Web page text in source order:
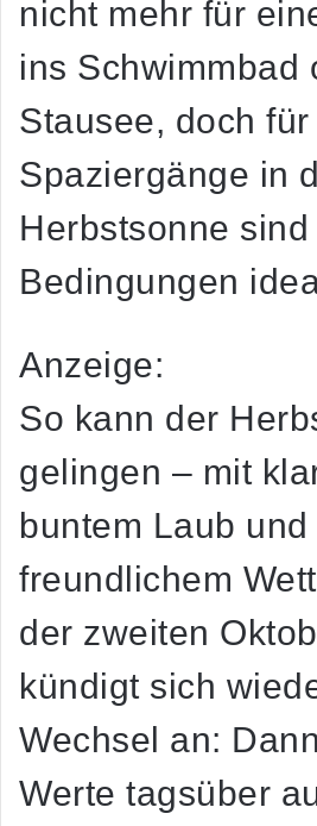
nicht mehr für
ins Schwimmbad
Stausee, doch für
Spaziergänge in
Herbstsonne sind
Bedingungen
Anzeige:
So kann der
gelingen – mit
buntem Laub und
freundlichem
der zweiten
kündigt sich
Wechsel an:
Werte tagsüber